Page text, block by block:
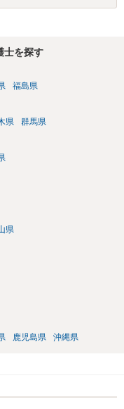
士を探す
福島県
県 群馬県
県
鹿児島県 沖縄県